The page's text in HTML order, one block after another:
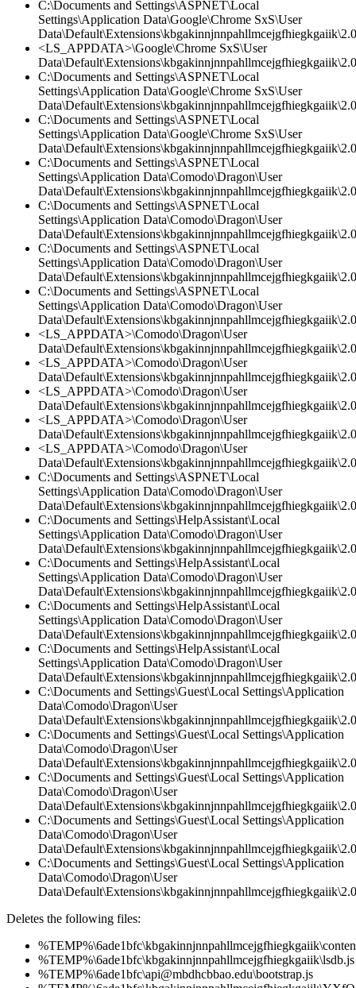
C:\Documents and Settings\ASPNET\Local
Settings\Application Data\Google\Chrome SxS\User
<LS_APPDATA>\Google\Chrome SxS\User
C:\Documents and Settings\ASPNET\Local
Settings\Application Data\Google\Chrome SxS\User
C:\Documents and Settings\ASPNET\Local
Settings\Application Data\Google\Chrome SxS\User
C:\Documents and Settings\ASPNET\Local
Settings\Application Data\Comodo\Dragon\User
C:\Documents and Settings\ASPNET\Local
Settings\Application Data\Comodo\Dragon\User
C:\Documents and Settings\ASPNET\Local
Settings\Application Data\Comodo\Dragon\User
C:\Documents and Settings\ASPNET\Local
Settings\Application Data\Comodo\Dragon\User
<LS_APPDATA>\Comodo\Dragon\User
<LS_APPDATA>\Comodo\Dragon\User
<LS_APPDATA>\Comodo\Dragon\User
<LS_APPDATA>\Comodo\Dragon\User
<LS_APPDATA>\Comodo\Dragon\User
C:\Documents and Settings\ASPNET\Local
Settings\Application Data\Comodo\Dragon\User
C:\Documents and Settings\HelpAssistant\Local
Settings\Application Data\Comodo\Dragon\User
C:\Documents and Settings\HelpAssistant\Local
Settings\Application Data\Comodo\Dragon\User
C:\Documents and Settings\HelpAssistant\Local
Settings\Application Data\Comodo\Dragon\User
C:\Documents and Settings\HelpAssistant\Local
Settings\Application Data\Comodo\Dragon\User
C:\Documents and Settings\Guest\Local Settings\Application
Data\Comodo\Dragon\User
C:\Documents and Settings\Guest\Local Settings\Application
Data\Comodo\Dragon\User
C:\Documents and Settings\Guest\Local Settings\Application
Data\Comodo\Dragon\User
C:\Documents and Settings\Guest\Local Settings\Application
Data\Comodo\Dragon\User
C:\Documents and Settings\Guest\Local Settings\Application
Data\Comodo\Dragon\User
Deletes the following files:
%TEMP%\6ade1bfc\kbgakinnjnnpahllmcejgfhiegkgaiik\lsdb.js
%TEMP%\6ade1bfc\api@mbdhcbbao.edu\bootstrap.js